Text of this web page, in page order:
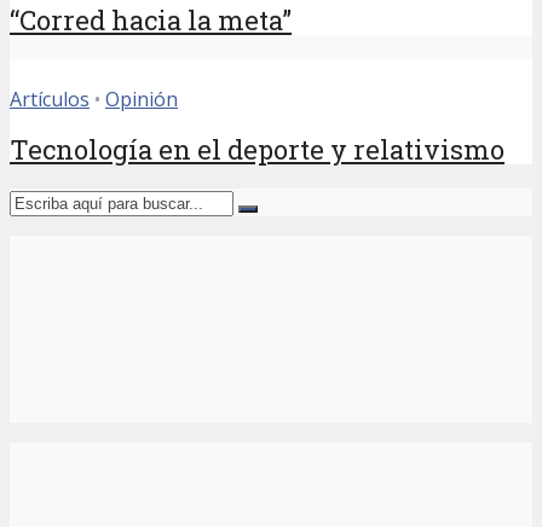
“Corred hacia la meta”
Artículos • Opinión
Tecnología en el deporte y relativismo